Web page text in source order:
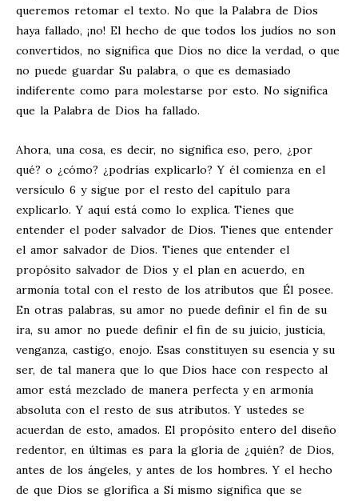
queremos retomar el texto. No que la Palabra de Dios
haya fallado, ¡no! El hecho de que todos los judíos no son
convertidos, no significa que Dios no dice la verdad, o que
no puede guardar Su palabra, o que es demasiado
indiferente como para molestarse por esto. No significa
que la Palabra de Dios ha fallado.
Ahora, una cosa, es decir, no significa eso, pero, ¿por
qué? o ¿cómo? ¿podrías explicarlo? Y él comienza en el
versículo 6 y sigue por el resto del capítulo para
explicarlo. Y aquí está como lo explica. Tienes que
entender el poder salvador de Dios. Tienes que entender
el amor salvador de Dios. Tienes que entender el
propósito salvador de Dios y el plan en acuerdo, en
armonía total con el resto de los atributos que Él posee.
En otras palabras, su amor no puede definir el fin de su
ira, su amor no puede definir el fin de su juicio, justicia,
venganza, castigo, enojo. Esas constituyen su esencia y su
ser, de tal manera que lo que Dios hace con respecto al
amor está mezclado de manera perfecta y en armonía
absoluta con el resto de sus atributos. Y ustedes se
acuerdan de esto, amados. El propósito entero del diseño
redentor, en últimas es para la gloria de ¿quién? de Dios,
antes de los ángeles, y antes de los hombres. Y el hecho
de que Dios se glorifica a Sí mismo significa que se